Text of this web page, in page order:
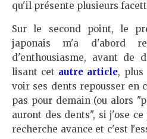
qu'il présente plusieurs
Sur le second point, le
japonais m'a d'abord
d'enthousiasme, avant de
lisant cet autre article, plus
voir ses dents repousser en
pas pour demain (ou alors
auront des dents", si j'ose
recherche avance et c'est